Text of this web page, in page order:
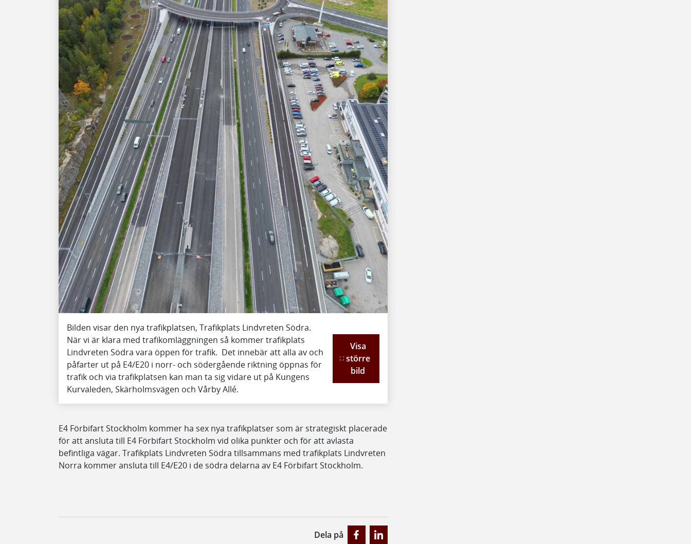
Bilden visar den nya trafikplatsen, Trafikplats Lindvreten Södra.
När vi är klara med trafikomläggningen så kommer trafikplats
Lindvreten Södra vara öppen för trafik. Det innebär att alla av och
påfarter ut på E4/E20 i norr- och södergående riktning öppnas för
trafik och via trafikplatsen kan man ta sig vidare ut på Kungens
Kurvaleden, Skärholmsvägen och Vårby Allé.
Visa
större
bild
E4 Förbifart Stockholm kommer ha sex nya trafikplatser som är strategiskt placerade
för att ansluta till E4 Förbifart Stockholm vid olika punkter och för att avlasta
befintliga vägar. Trafikplats Lindvreten Södra tillsammans med trafikplats Lindvreten
Norra kommer ansluta till E4/E20 i de södra delarna av E4 Förbifart Stockholm.
Dela på